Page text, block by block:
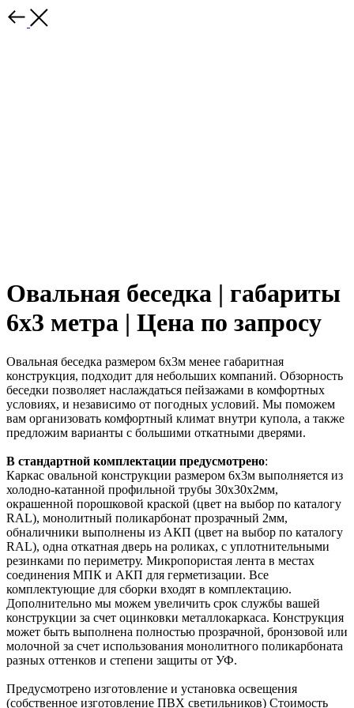
Овальная беседка | габариты
6х3 метра | Цена по запросу
Овальная беседка размером 6х3м менее габаритная
конструкция, подходит для небольших компаний. Обзорность
беседки позволяет наслаждаться пейзажами в комфортных
условиях, и независимо от погодных условий. Мы поможем
вам организовать комфортный климат внутри купола, а также
предложим варианты с большими откатными дверями.
В стандартной комплектации предусмотрено:
Каркас овальной конструкции размером 6х3м выполняется из
холодно-катанной профильной трубы 30х30х2мм,
окрашенной порошковой краской (цвет на выбор по каталогу
RAL), монолитный поликарбонат прозрачный 2мм,
обналичники выполнены из АКП (цвет на выбор по каталогу
RAL), одна откатная дверь на роликах, с уплотнительными
резинками по периметру. Микропористая лента в местах
соединения МПК и АКП для герметизации. Все
комплектующие для сборки входят в комплектацию.
Дополнительно мы можем увеличить срок службы вашей
конструкции за счет оцинковки металлокаркаса. Конструкция
может быть выполнена полностью прозрачной, бронзовой или
молочной за счет использования монолитного поликарбоната
разных оттенков и степени защиты от УФ.
Предусмотрено изготовление и установка освещения
(собственное изготовление ПВХ светильников) Стоимость